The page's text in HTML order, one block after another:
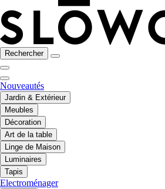
Rechercher
Nouveautés
Jardin & Extérieur
Meubles
Décoration
Art de la table
Linge de Maison
Luminaires
Tapis
Electroménager